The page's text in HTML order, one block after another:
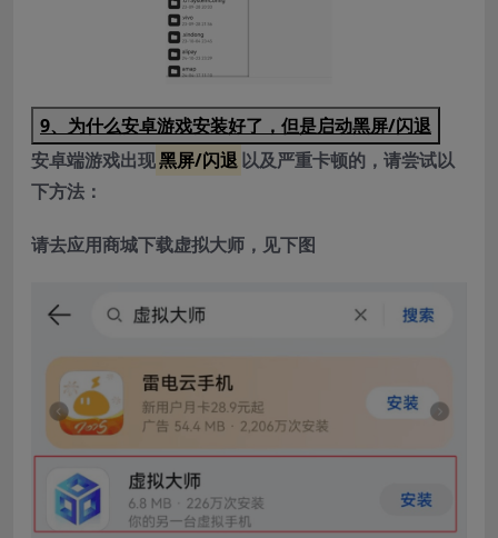
9、为什么安卓游戏安装好了，但是启动黑屏/闪退
安卓端游戏出现黑屏/闪退以及严重卡顿的，请尝试以
下方法：
请去应用商城下载虚拟大师，见下图